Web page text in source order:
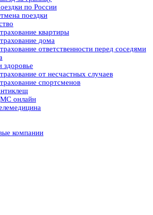
по России
поездки
квартиры
дома
ответственности перед соседями
здоровье
от несчастных случаев
спортсменов
онлайн
компании